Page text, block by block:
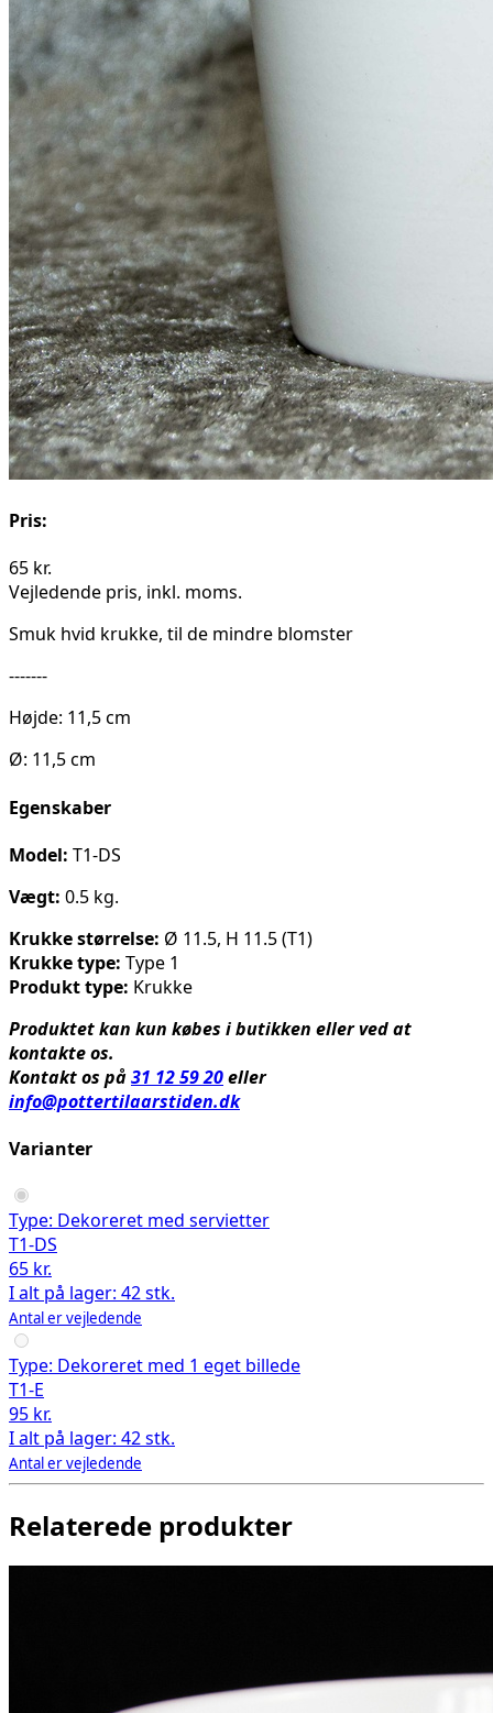
Pris:
65 kr.
Vejledende pris, inkl. moms.
Smuk hvid krukke, til de mindre blomster
-------
Højde: 11,5 cm
Ø: 11,5 cm
Egenskaber
Model: T1-DS
Vægt: 0.5 kg.
Krukke størrelse: Ø 11.5, H 11.5 (T1)
Krukke type: Type 1
Produkt type: Krukke
Produktet kan kun købes i butikken eller ved at
kontakte os.
Kontakt os på31 12 59 20eller
info@pottertilaarstiden.dk
Varianter
Type: Dekoreret med servietter
T1-DS
65 kr.
I alt på lager: 42 stk.
Antal er vejledende
Type: Dekoreret med 1 eget billede
T1-E
95 kr.
I alt på lager: 42 stk.
Antal er vejledende
Relaterede produkter